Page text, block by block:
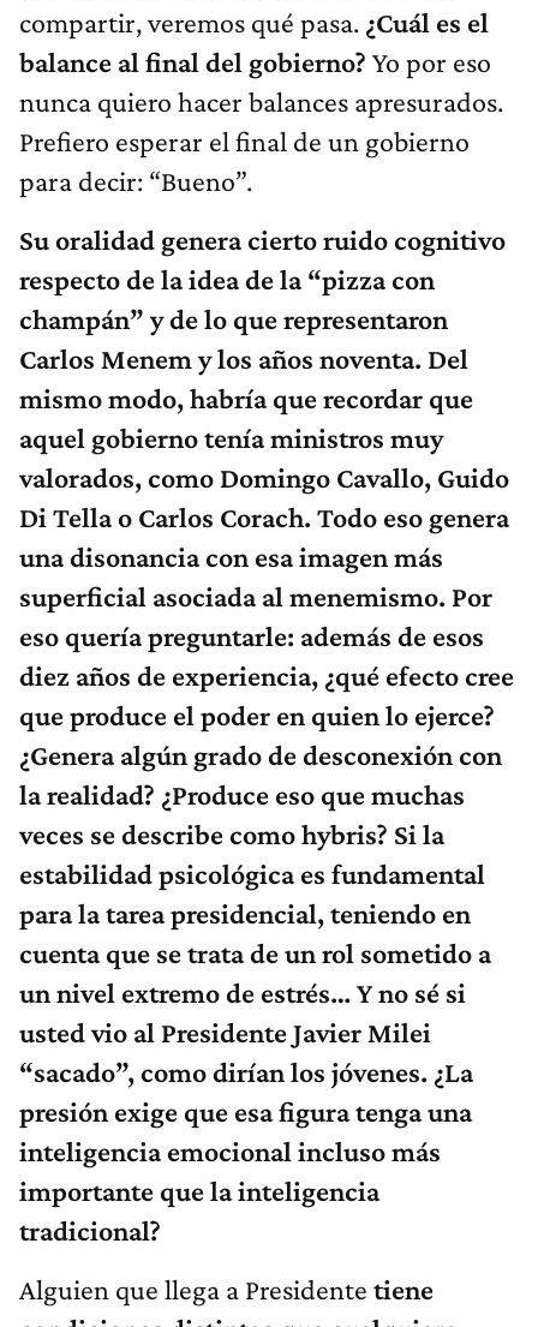
compartir, veremos qué pasa. ¿Cuál es el
balance al final del gobierno? Yo por eso
nunca quiero hacer balances apresurados.
Prefiero esperar el final de un gobierno
para decir: “Bueno”.
Su oralidad genera cierto ruido cognitivo
respecto de la idea de la “pizza con
champán” y de lo que representaron
Carlos Menem y los años noventa. Del
mismo modo, habría que recordar que
aquel gobierno tenía ministros muy
valorados, como Domingo Cavallo, Guido
Di Tella o Carlos Corach. Todo eso genera
una disonancia con esa imagen más
superficial asociada al menemismo. Por
eso quería preguntarle: además de esos
diez años de experiencia, ¿qué efecto cree
que produce el poder en quien lo ejerce?
¿Genera algún grado de desconexión con
la realidad? ¿Produce eso que muchas
veces se describe como hybris? Si la
estabilidad psicológica es fundamental
para la tarea presidencial, teniendo en
cuenta que se trata de un rol sometido a
un nivel extremo de estrés… Y no sé si
usted vio al Presidente Javier Milei
“sacado”, como dirían los jóvenes. ¿La
presión exige que esa figura tenga una
inteligencia emocional incluso más
importante que la inteligencia
tradicional?
Alguien que llega a Presidente tiene